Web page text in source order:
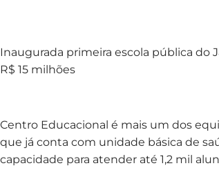
Inaugurada primeira escola pública do
R$ 15 milhões
Centro Educacional é mais um dos
que já conta com unidade básica de
capacidade para atender até 1,2 mil